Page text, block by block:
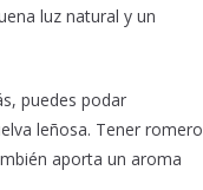
luz natural y un
puedes podar
leñosa. Tener romero
aporta un aroma